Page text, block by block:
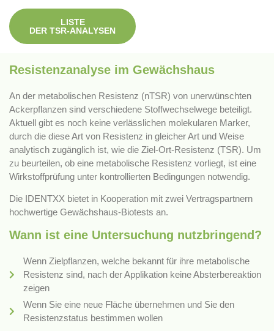
LISTE
DER TSR-ANALYSEN
Resistenzanalyse im Gewächshaus
An der metabolischen Resistenz (nTSR) von unerwünschten
Ackerpflanzen sind verschiedene Stoffwechselwege beteiligt.
Aktuell gibt es noch keine verlässlichen molekularen Marker,
durch die diese Art von Resistenz in gleicher Art und Weise
analytisch zugänglich ist, wie die Ziel-Ort-Resistenz (TSR). Um
zu beurteilen, ob eine metabolische Resistenz vorliegt, ist eine
Wirkstoffprüfung unter kontrollierten Bedingungen notwendig.
Die IDENTXX bietet in Kooperation mit zwei Vertragspartnern
hochwertige Gewächshaus-Biotests an.
Wann ist eine Untersuchung nutzbringend?
Wenn Zielpflanzen, welche bekannt für ihre metabolische
Resistenz sind, nach der Applikation keine Absterbereaktion
zeigen
Wenn Sie eine neue Fläche übernehmen und Sie den
Resistenzstatus bestimmen wollen